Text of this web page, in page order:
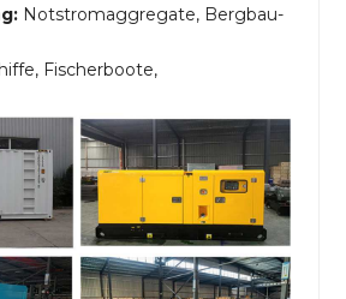
Notstromaggregate, Bergbau-
Fischerboote,